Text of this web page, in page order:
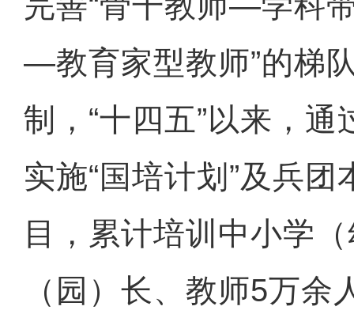
—教育家型教师”的梯
制，“十四五”以来，
实施“国培计划”及兵
目，累计培训中小学
（园）长、教师5万余